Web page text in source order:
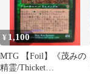
¥ 1,100
MTG 【Foil】《茂みの
精霊/Thicket